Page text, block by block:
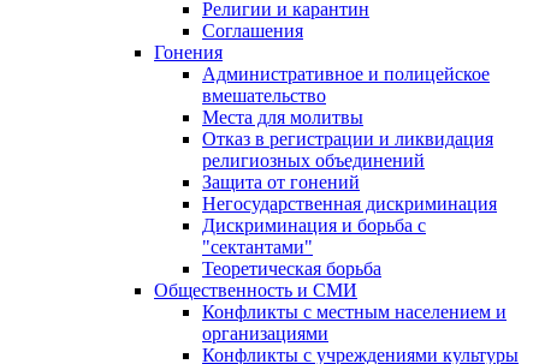
Религии и карантин
Соглашения
Гонения
Административное и полицейское
вмешательство
Места для молитвы
Отказ в регистрации и ликвидация
религиозных объединений
Защита от гонений
Негосударственная дискриминация
Дискриминация и борьба с
"сектантами"
Теоретическая борьба
Общественность и СМИ
Конфликты с местным населением и
организациями
Конфликты с учреждениями культуры